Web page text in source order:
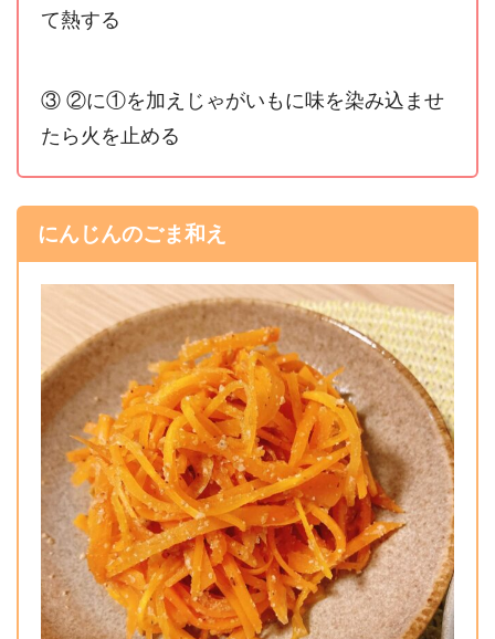
て熱する
③ ②に①を加えじゃがいもに味を染み込ませ
たら火を止める
にんじんのごま和え